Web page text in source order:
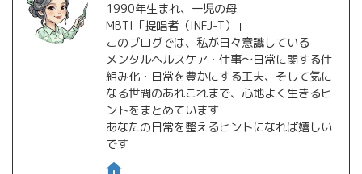
1990年生まれ、一児の母
MBTI「提唱者（INFJ-T）」
このブログでは、私が日々意識している
メンタルヘルスケア・仕事〜日常に関する仕
組み化・日常を豊かにする工夫、そして気に
なる世間のあれこれまで、心地よく生きるヒ
ントをまとめています
あなたの日常を整えるヒントになれば嬉しい
です